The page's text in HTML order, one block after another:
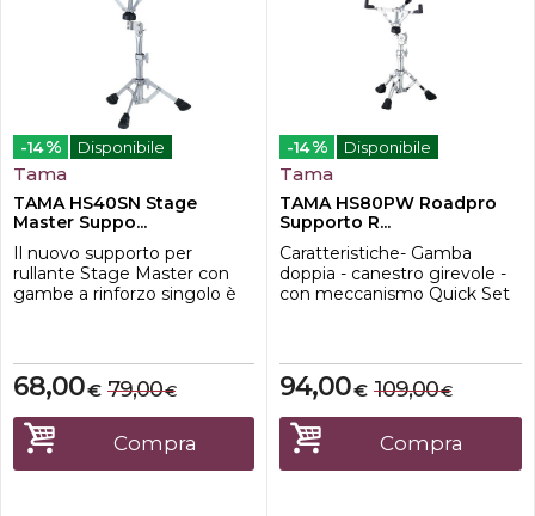
-14 % Disponibile
Tama
TAMA HS40SN Stage
Master Suppo...
Il nuovo supporto per
rullante Stage Master con
gambe a rinforzo singolo è
universale, che tiene
saldamente in posizione il
cestello del rullante
utilizzando l'attrito della
piastra metallica anziché gli
ingranaggi tradizion...
€
68,00 €
79,00
Compra
-14 % Disponibile
Tama
TAMA HS80PW Roadpro
Supporto R...
Caratteristiche- Gamba
doppia - canestro girevole -
con meccanismo Quick Set
€
94,00 €
109,00
Compra